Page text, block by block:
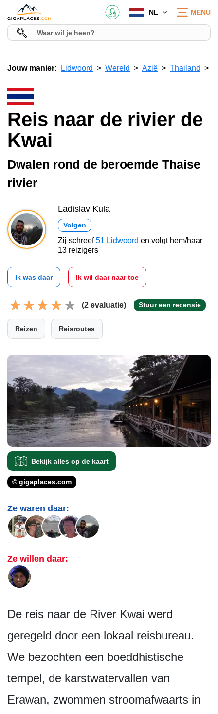
NL MENU
Jouw manier: Lidwoord Wereld Azië Thailand
Reis naar de rivier de
Kwai
Dwalen rond de beroemde Thaise
rivier
Ladislav Kula
Volgen
Zij schreef51 Lidwoord en volgt hem/haar
13 reizigers
Ik was daar Ik wil daar naar toe
(2 evaluatie) Stuur een recensie
Reizen Reisroutes
Bekijk alles op de kaart
© gigaplaces.com
Ze waren daar:
Ze willen daar:
De reis naar de River Kwai werd
geregeld door een lokaal reisbureau.
We bezochten een boeddhistische
tempel, de karstwatervallen van
Erawan, zwommen stroomafwaarts in